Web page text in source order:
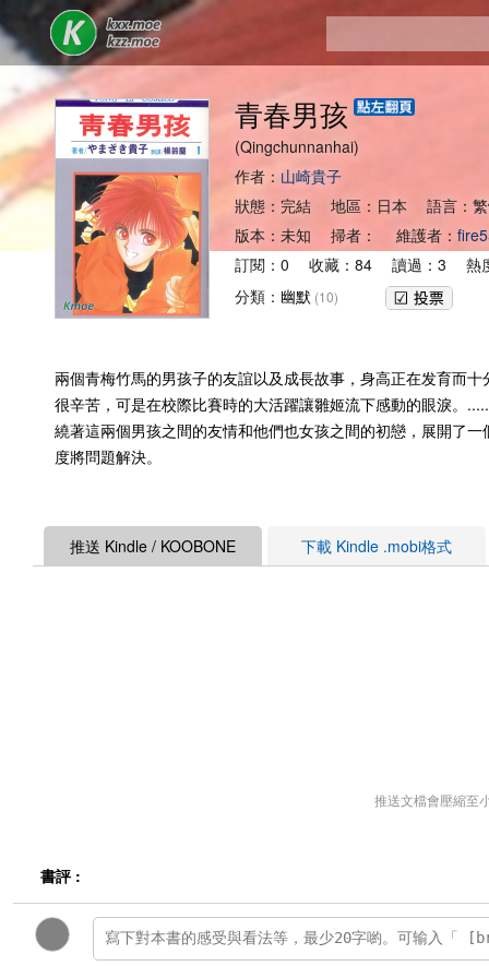
青春男孩
(Qingchunnanhai)
作者： 山崎貴子
狀態：完結 地區：日本 語言：
版本：未知 掃者： 維護者：
訂閱：0 收藏：84 讀過：3 熱
分類： 幽默 (10)
兩個青梅竹馬的男孩子的友誼以及成長故事，身高正在发育而
很辛苦，可是在校際比賽時的大活躍讓雛姬流下感動的眼淚。
繞著這兩個男孩之間的友情和他們也女孩之間的初戀，展開了
度將問題解決。
推送 Kindle / KOOBONE 下載 Kindle .mobi格式
推送文檔會壓縮至
書評 :